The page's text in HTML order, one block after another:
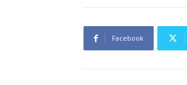
Facebook